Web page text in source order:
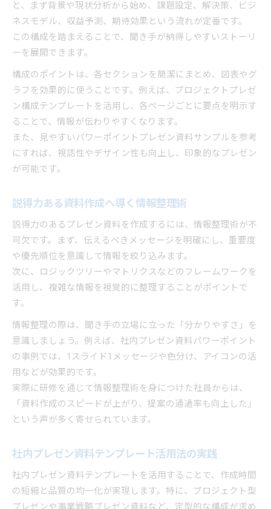
と、まず背景や現状分析から始め、課題設定、解決策、ビジ
ネスモデル、収益予測、期待効果という流れが定番です。
この構成を踏まえることで、聞き手が納得しやすいストーリ
ーを展開できます。
構成のポイントは、各セクションを簡潔にまとめ、図表やグ
ラフを効果的に使うことです。例えば、プロジェクトプレゼ
ン構成テンプレートを活用し、各ページごとに要点を明示す
ることで、情報が伝わりやすくなります。
また、見やすいパワーポイントプレゼン資料サンプルを参考
にすれば、視認性やデザイン性も向上し、印象的なプレゼン
が可能です。
説得力ある資料作成へ導く情報整理術
説得力のあるプレゼン資料を作成するには、情報整理術が不
可欠です。まず、伝えるべきメッセージを明確にし、重要度
や優先順位を意識して情報を絞り込みます。
次に、ロジックツリーやマトリクスなどのフレームワークを
活用し、複雑な情報を視覚的に整理することがポイントで
す。
情報整理の際は、聞き手の立場に立った「分かりやすさ」を
意識しましょう。例えば、社内プレゼン資料パワーポイント
の事例では、1スライド1メッセージや色分け、アイコンの活
用などが効果的です。
実際に研修を通じて情報整理術を身につけた社員からは、
「資料作成のスピードが上がり、提案の通過率も向上した」
という声が多く寄せられています。
社内プレゼン資料テンプレート活用法の実践
社内プレゼン資料テンプレートを活用することで、作成時間
の短縮と品質の均一化が実現します。特に、プロジェクト型